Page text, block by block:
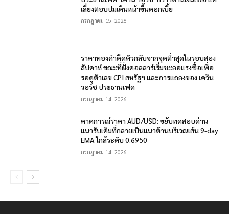
เลี่ยงตอบปมเดินหน้าขึ้นดอกเบี้ย
กรกฎาคม 15, 2026
ราคาทองคำดีดตัวกลับจากจุดต่ำสุดในรอบสอง
สัปดาห์ ขณะที่ฝั่งดอลลาร์เริ่มชะลอแรงซื้อเพื่อ
รอดูตัวเลข CPI สหรัฐฯ และการแถลงของ เควิน
วอร์ช ประธานเฟด
กรกฎาคม 14, 2026
คาดการณ์ราคา AUD/USD: ขยับทดสอบด่าน
แนวรับเดิมที่กลายเป็นแนวต้านบริเวณเส้น 9-day
EMA ใกล้ระดับ 0.6950
กรกฎาคม 14, 2026